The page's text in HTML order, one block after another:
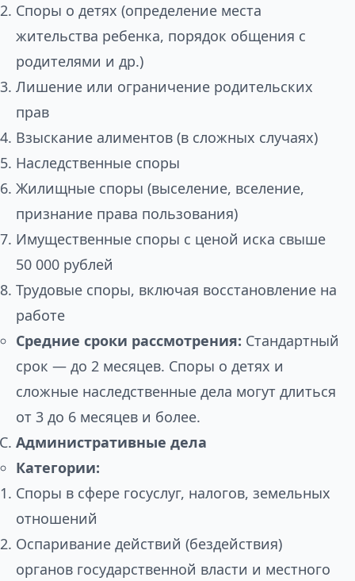
Споры о детях (определение места
жительства ребенка, порядок общения с
родителями и др.)
Лишение или ограничение родительских
прав
Взыскание алиментов (в сложных случаях)
Наследственные споры
Жилищные споры (выселение, вселение,
признание права пользования)
Имущественные споры с ценой иска свыше
50 000 рублей
Трудовые споры, включая восстановление на
работе
Средние сроки рассмотрения: Стандартный
срок — до 2 месяцев. Споры о детях и
сложные наследственные дела могут длиться
от 3 до 6 месяцев и более.
Административные дела
Категории:
Споры в сфере госуслуг, налогов, земельных
отношений
Оспаривание действий (бездействия)
органов государственной власти и местного